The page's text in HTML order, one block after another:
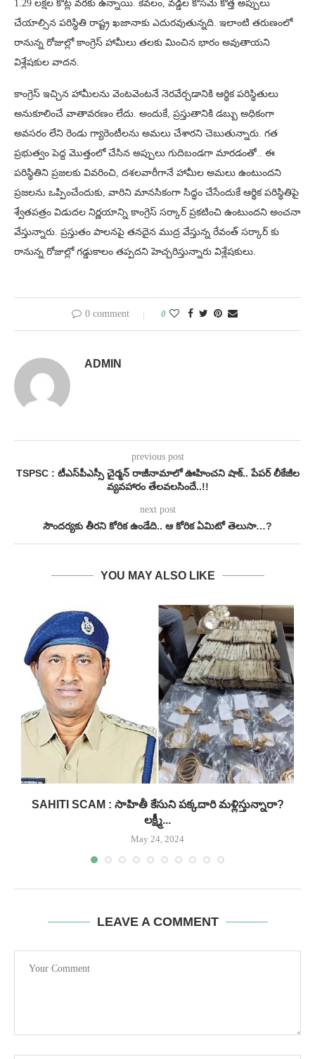
1.29 లక్షల కోట్ల వరకు ఉన్నాయి. కేవలం, వడ్డీల కోసమే కొత్త అప్పులు
చేయాల్సిన పరిస్థితి రాష్ట్ర ఖజానాకు ఎదురవుతున్నది. ఇలాంటి తరుణంలో
రానున్న రోజుల్లో కాంగ్రెస్ హామీలు తలకు మించిన భారం అవుతాయని
విశ్లేషకుల వాదన.
కాంగ్రెస్ ఇచ్చిన హామీలను వెంటవెంటనే నెరవేర్చడానికి ఆర్థిక పరిస్థితులు
అనుకూలించే వాతావరణం లేదు. అందుకే, ప్రస్తుతానికి డబ్బు అధికంగా
అవసరం లేని రెండు గ్యారెంటీలను అమలు చేశారని చెబుతున్నారు. గత
ప్రభుత్వం పెద్ద మొత్తంలో చేసిన అప్పులు గుదిబండగా మారడంతో.. ఈ
పరిస్థితిని ప్రజలకు వివరించి, దశలవారీగానే హామీల అమలు ఉంటుందని
ప్రజలను ఒప్పించేందుకు, వారిని మానసికంగా సిద్ధం చేసేందుకే ఆర్థిక పరిస్థితిపై
శ్వేతపత్రం విడుదల నిర్ణయాన్ని కాంగ్రెస్‌ సర్కార్ ప్రకటించి ఉంటుందని అంచనా
వేస్తున్నారు. ప్రస్తుతం పాలనపై తనదైన ముద్ర వేస్తున్న రేవంత్ సర్కార్ కు
రానున్న రోజుల్లో గడ్డుకాలం తప్పదని హెచ్చరిస్తున్నారు విశ్లేషకులు.
0 comment 0
ADMIN
previous post
TSPSC : టీఎస్​పీఎస్సీ చైర్మన్ రాజీనామాలో ఊహించని షాక్.. పేపర్ లీకేజీల
వ్యవహారం తేలవలసిందే..!!
next post
సౌందర్యకు తీరని కోరిక ఉండేది.. ఆ కోరిక ఏమిటో తెలుసా…?
YOU MAY ALSO LIKE
SAHITI SCAM : సాహితీ కేసుని పక్కదారి మళ్లిస్తున్నారా?
లక్ష్మీ...
May 24, 2024
LEAVE A COMMENT